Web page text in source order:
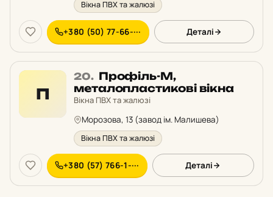
Вікна ПВХ та жалюзі
+380 (50) 77-66-··· Деталі
П
20. Місце
20
у
Профіль-М,
металопластикові вікна
Вікна ПВХ та жалюзі
Морозова, 13 (завод ім. Малишева)
Вікна ПВХ та жалюзі
+380 (57) 766-1-··· Деталі